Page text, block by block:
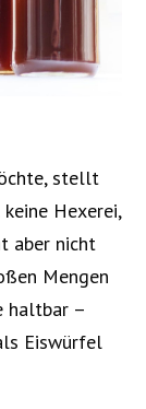
stellt
Hexerei,
aber nicht
Mengen
haltbar –
Eiswürfel